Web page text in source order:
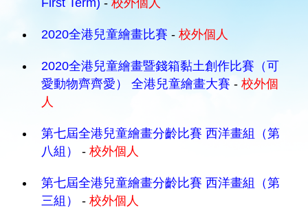
First Term) - 校外個人
2020全港兒童繪畫比賽 - 校外個人
2020全港兒童繪畫暨錢箱黏土創作比賽（可
愛動物齊齊愛） 全港兒童繪畫大賽 - 校外個
人
第七屆全港兒童繪畫分齡比賽 西洋畫組（第
八組）
- 校外個人
第七屆全港兒童繪畫分齡比賽 西洋畫組（第
三組）
- 校外個人